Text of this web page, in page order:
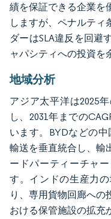
績を保証できる企業を
しますが、ペナルティ
ダーはSLA違反を回避
ャパシティへの投資を
地域分析
アジア太平洋は2025
し、2031年までの
います。BYDなどの
輸送を垂直統合し、輸
ードパーティーチャ
す。インドの生産力
り、専用貨物回廊への
おける保管施設の拡充